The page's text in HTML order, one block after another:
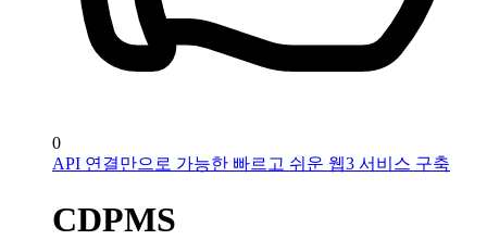
0
API 연결만으로 가능한 빠르고 쉬운 웹3 서비스 구축
CDPMS